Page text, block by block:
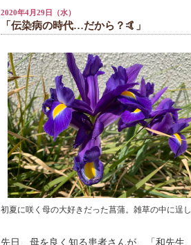
2020年4月29日（水）
「伝染病の時代…だから？🤙」
初夏に咲く母の大好きだった菖蒲。雑草の中に逞し
先日、母を良く知る患者さんが、「和先生